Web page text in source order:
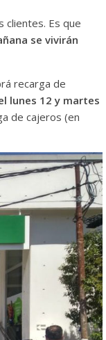
clientes. Es que
se vivirán
recarga de
lunes 12 y martes
de cajeros (en